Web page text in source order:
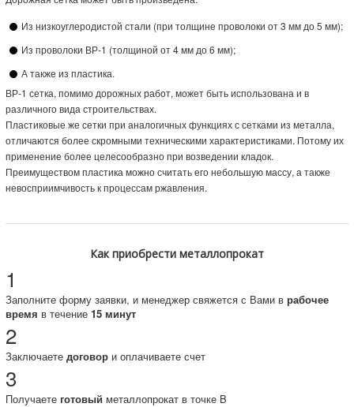
Из низкоуглеродистой стали (при толщине проволоки от 3 мм до 5 мм);
Из проволоки ВР-1 (толщиной от 4 мм до 6 мм);
А также из пластика.
ВР-1 сетка, помимо дорожных работ, может быть использована и в
различного вида строительствах.
Пластиковые же сетки при аналогичных функциях с сетками из металла,
отличаются более скромными техническими характеристиками. Потому их
применение более целесообразно при возведении кладок.
Преимуществом пластика можно считать его небольшую массу, а также
невосприимчивость к процессам ржавления.
Как приобрести металлопрокат
1
Заполните форму заявки, и менеджер свяжется с Вами в рабочее
время в течение 15 минут
2
Заключаете договори оплачиваете счет
3
Получаете готовый металлопрокат в точке B